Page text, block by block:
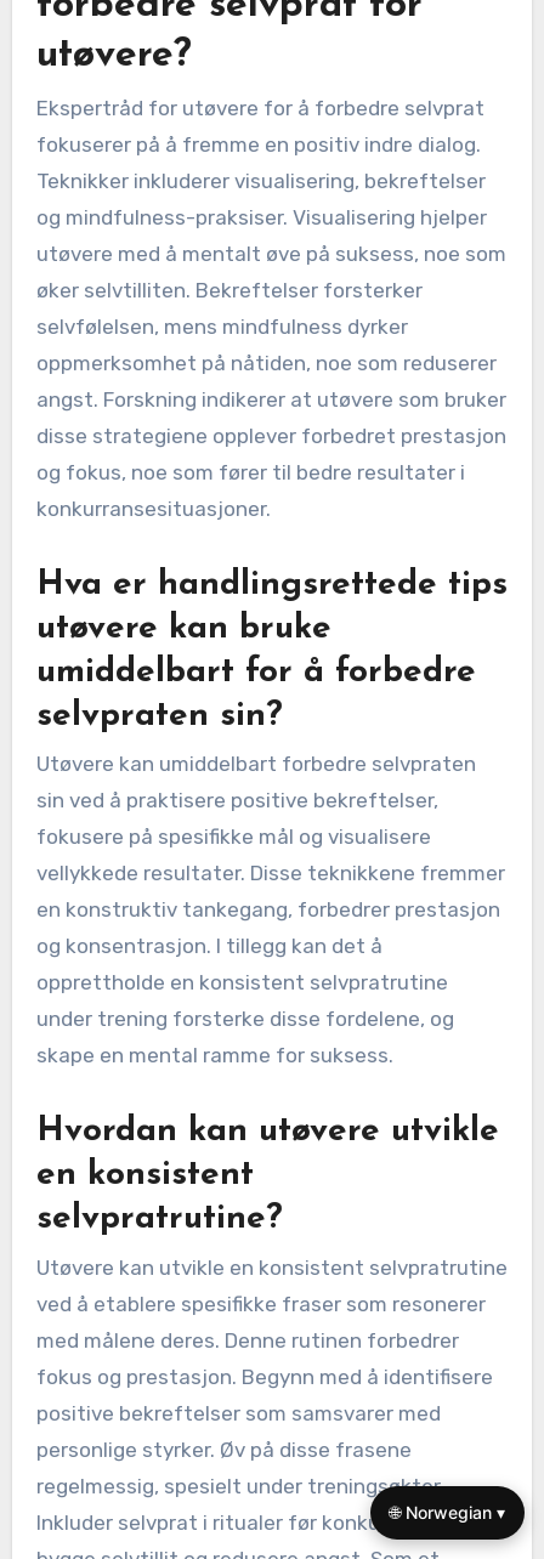
utøvere?
Ekspertråd for utøvere for å forbedre selvprat
fokuserer på å fremme en positiv indre dialog.
Teknikker inkluderer visualisering, bekreftelser
og mindfulness-praksiser. Visualisering hjelper
utøvere med å mentalt øve på suksess, noe som
øker selvtilliten. Bekreftelser forsterker
selvfølelsen, mens mindfulness dyrker
oppmerksomhet på nåtiden, noe som reduserer
angst. Forskning indikerer at utøvere som bruker
disse strategiene opplever forbedret prestasjon
og fokus, noe som fører til bedre resultater i
konkurransesituasjoner.
Hva er handlingsrettede tips
utøvere kan bruke
umiddelbart for å forbedre
selvpraten sin?
Utøvere kan umiddelbart forbedre selvpraten
sin ved å praktisere positive bekreftelser,
fokusere på spesifikke mål og visualisere
vellykkede resultater. Disse teknikkene fremmer
en konstruktiv tankegang, forbedrer prestasjon
og konsentrasjon. I tillegg kan det å
opprettholde en konsistent selvpratrutine
under trening forsterke disse fordelene, og
skape en mental ramme for suksess.
Hvordan kan utøvere utvikle
en konsistent
selvpratrutine?
Utøvere kan utvikle en konsistent selvpratrutine
ved å etablere spesifikke fraser som resonerer
med målene deres. Denne rutinen forbedrer
fokus og prestasjon. Begynn med å identifisere
positive bekreftelser som samsvarer med
personlige styrker. Øv på disse frasene
regelmessig, spesielt under treningsøkter.
Inkluder selvprat i ritualer før konkurranser for å
🌐 Norwegian ▾